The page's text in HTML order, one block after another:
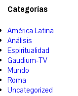
Categorías
América Latina
Análisis
Espiritualidad
Gaudium-TV
Mundo
Roma
Uncategorized